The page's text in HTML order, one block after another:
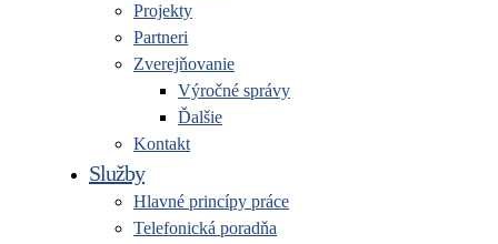
Projekty
Partneri
Zverejňovanie
Výročné správy
Ďalšie
Kontakt
Služby
Hlavné princípy práce
Telefonická poradňa